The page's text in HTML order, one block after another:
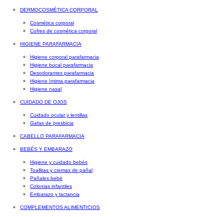
DERMOCOSMÉTICA CORPORAL
Cosmética corporal
Cofres de cosmética corporal
HIGIENE PARAFARMACIA
Higiene corporal parafarmacia
Higiene bucal parafarmacia
Desodorantes parafarmacia
Higiene íntima parafarmacia
Higiene nasal
CUIDADO DE OJOS
Cuidado ocular y lentillas
Gafas de presbicia
CABELLO PARAFARMACIA
BEBÉS Y EMBARAZO
Higiene y cuidado bebés
Toallitas y cremas de pañal
Pañales bebé
Colonias infantiles
Embarazo y lactancia
COMPLEMENTOS ALIMENTICIOS